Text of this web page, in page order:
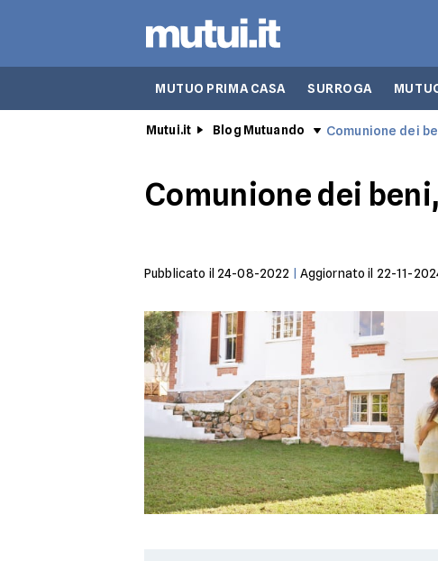
MUTUO PRIMA CASA SURROGA
Mutui.it Blog Mutuando Comunione dei
Comunione dei
Pubblicato il 24-08-2022 Aggiornato il 22-11-